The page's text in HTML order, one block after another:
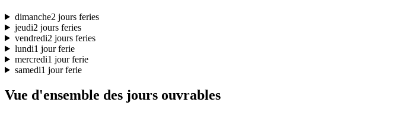
dimanche2 jours feries
jeudi2 jours feries
vendredi2 jours feries
lundi1 jour ferie
mercredi1 jour ferie
samedi1 jour ferie
Vue d'ensemble des jours ouvrables